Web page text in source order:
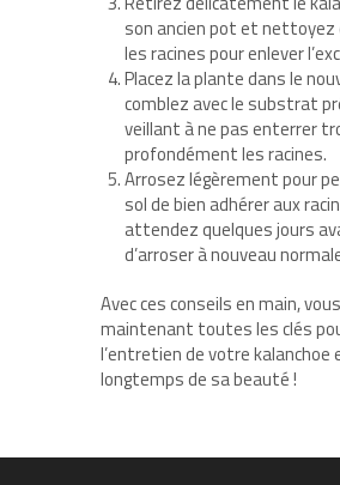
son ancien pot et nettoyez
les racines pour enlever
Placez la plante dans le
comblez avec le substrat
veillant à ne pas enterrer
profondément les racines.
Arrosez légèrement pour
sol de bien adhérer aux
attendez quelques jours
d’arroser à nouveau
Avec ces conseils en main,
maintenant toutes les clés
l’entretien de votre
longtemps de sa beauté !